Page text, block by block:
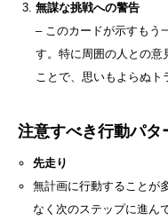
無謀な挑戦への警告
– このカードが示すもう
す。特に周囲の人との意
ことで、思いもよらぬト
注意すべき行動パタ
先走り
無計画に行動することが
なく次のステップに進ん